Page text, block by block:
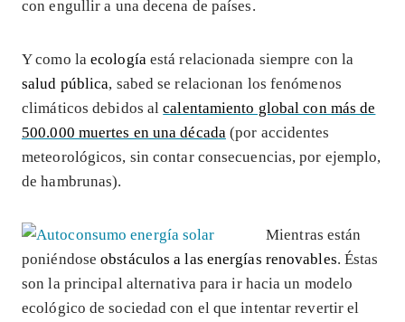
con engullir a una decena de países.
Y como laecología está relacionada siempre con la
salud pública, sabed se relacionan los fenómenos
climáticos debidos alcalentamiento global con más de
500.000 muertes en una década (por accidentes
meteorológicos, sin contar consecuencias, por ejemplo,
de hambrunas).
Mientras están
poniéndoseobstáculos a las energías renovables. Éstas
son la principal alternativa para ir hacia un modelo
ecológico de sociedad con el que intentar revertir el